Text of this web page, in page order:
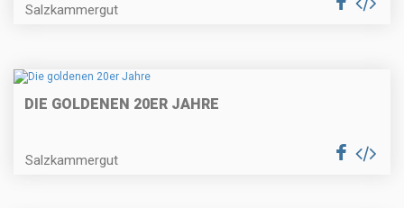
Salzkammergut
DIE GOLDENEN 20ER JAHRE
Salzkammergut